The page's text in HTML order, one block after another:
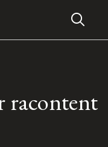
racontent